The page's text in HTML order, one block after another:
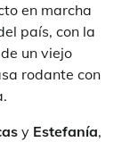
en marcha
país, con la
un viejo
rodante con
y Estefanía,